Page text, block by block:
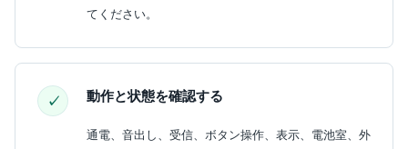
てください。
動作と状態を確認する
通電、音出し、受信、ボタン操作、表示、電池室、外